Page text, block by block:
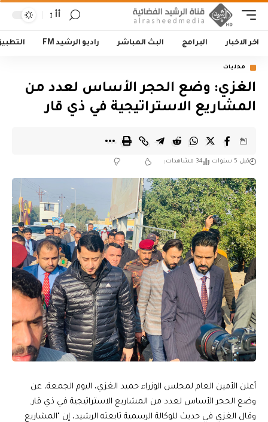
أأ
اخر الاخبار البرامج البث المباشر راديو الرشيد FM
محليات
الغزي: وضع الحجر الأساس لعدد من
المشاريع الاستراتيجية في ذي قار
قبل 5 سنوات 34 مشاهدات
أعلن الأمين العام لمجلس الوزراء حميد الغزي، اليوم الجمعة، عن
وضع الحجر الأساس لعدد من المشاريع الاستراتيجية في ذي قار.
وقال الغزي في حديث للوكالة الرسمية تابعته الرشيد، إن "المشاريع